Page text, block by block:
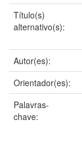
Título(s)
alternativo(s):
Autor(es):
Orientador(es):
Palavras-
chave: